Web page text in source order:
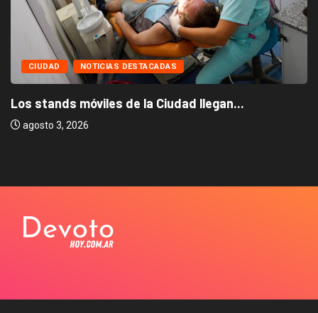
CIUDAD NOTICIAS DESTACADAS
Los stands móviles de la Ciudad llegan...
agosto 3, 2026